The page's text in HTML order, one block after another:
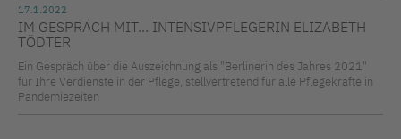
17.1.2022
IM GESPRÄCH MIT... INTENSIVPFLEGERIN ELIZABETH
TÖDTER
Ein Gespräch über die Auszeichnung als "Berlinerin des Jahres 2021"
für Ihre Verdienste in der Pflege, stellvertretend für alle Pflegekräfte in
Pandemiezeiten